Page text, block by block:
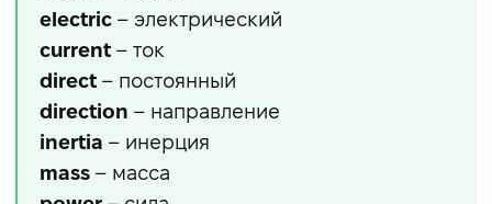
electric – электрический
current – ток
direct – постоянный
direction – направление
inertia – инерция
mass – масса